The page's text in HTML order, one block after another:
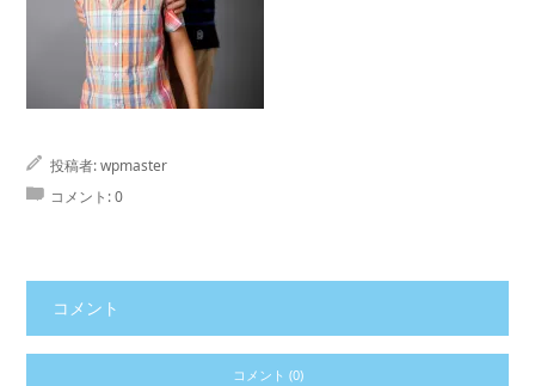
投稿者:wpmaster
コメント:0
コメント
コメント (0)